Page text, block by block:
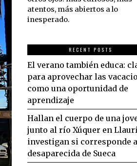
atentos, más abiertos a lo
inesperado.
RECENT POSTS
El verano también educa:
para aprovechar las
como una oportunidad de
aprendizaje
Hallan el cuerpo de una
junto al río Xúquer en
investigan si corresponde
desaparecida de Sueca